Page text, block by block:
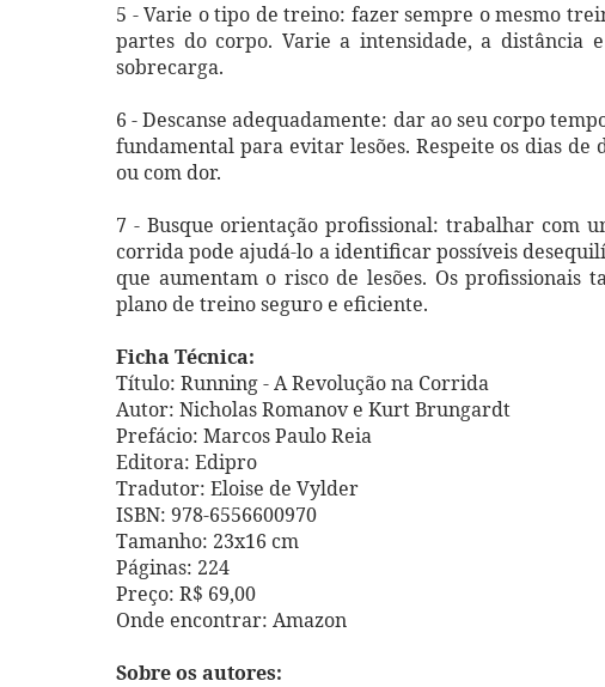
5 - Varie o tipo de treino: fazer sempre o mesmo
partes do corpo. Varie a intensidade, a
sobrecarga.
6 - Descanse adequadamente: dar ao seu corpo
fundamental para evitar lesões. Respeite os dias
ou com dor.
7 - Busque orientação profissional: trabalhar com
corrida pode ajudá-lo a identificar possíveis
que aumentam o risco de lesões. Os profissionais
plano de treino seguro e eficiente.
Ficha Técnica:
Título: Running - A Revolução na Corrida
Autor: Nicholas Romanov e Kurt Brungardt
Prefácio: Marcos Paulo Reia
Editora: Edipro
Tradutor: Eloise de Vylder
ISBN: 978-6556600970
Tamanho: 23x16 cm
Páginas: 224
Preço: R$ 69,00
Onde encontrar: Amazon
Sobre os autores: